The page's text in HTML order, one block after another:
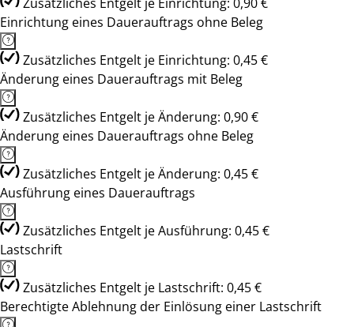
Einrichtung eines Dauerauftrags ohne Beleg
Zusätzliches Entgelt je Einrichtung: 0,45 €
Änderung eines Dauerauftrags mit Beleg
Zusätzliches Entgelt je Änderung: 0,90 €
Änderung eines Dauerauftrags ohne Beleg
Zusätzliches Entgelt je Änderung: 0,45 €
Ausführung eines Dauerauftrags
Zusätzliches Entgelt je Ausführung: 0,45 €
Lastschrift
Zusätzliches Entgelt je Lastschrift: 0,45 €
Berechtigte Ablehnung der Einlösung einer Lastschrift